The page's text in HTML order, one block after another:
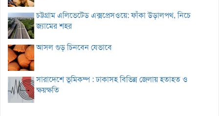
চট্টগ্রাম এলিভেটেড এক্সপ্রেসওয়ে: ফাঁকা উড়ালপথ, নিচে
জ্যামের শহর
আসল গুড় চিনবেন যেভাবে
সারাদেশে ভূমিকম্প : ঢাকাসহ বিভিন্ন জেলায় হতাহত ও
ক্ষয়ক্ষতি